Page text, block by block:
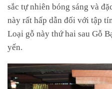
sắc tự nhiên bóng sáng và
này rất hấp dẫn đối với tập
Loại gỗ này thứ hai sau Gỗ
yến.